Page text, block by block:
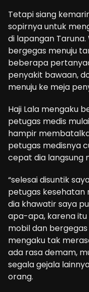
Tetapi siang
sopirnya untuk
di lapangan
bergegas menuju
beberapa
penyakit bawaan,
menuju ke meja
Haji Lala mengaku
petugas medis
hampir
petugas medisnya
cepat dia langsung
“selesai disuntik
petugas kesehatan
dia khawatir saya
apa-apa, karena itu
mobil dan bergegas
mengaku tak
ada rasa demam,
segala gejala
orang.